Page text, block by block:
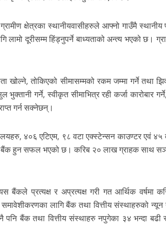
क्षेत्रका स्थानीयवासीहरुले आफ्नो गाउँमै
दूरीसम्म हिंड्नुपर्ने बाध्यताको अन्त्य भएको छ।
खोल्ने, तोकिएको सीमासम्मको रकम जम्मा गर्ने तथा
गर्ने, स्वीकृत सीमाभित्र रही कर्जा कारोबार
गर्न सक्नेछन्।
४०६ एटिएम, ९८ वटा एक्स्टेन्सन काउण्टर एवं ४५
हुन सफल भएको छ। करिब २० लाख ग्राहक साथ
बैंकले प्रत्यक्ष र अप्रत्यक्ष गरी गत आर्थिक वर्षमा
लागि बैंक तथा वित्तीय संस्थाहरुको
बैंक तथा वित्तीय संस्थाहरु नपुगेका ३४ भन्दा बढी